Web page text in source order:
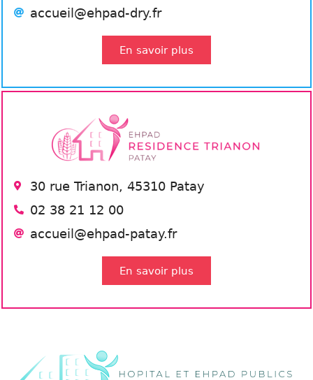
accueil@ehpad-dry.fr
En savoir plus
30 rue Trianon, 45310 Patay
02 38 21 12 00
accueil@ehpad-patay.fr
En savoir plus